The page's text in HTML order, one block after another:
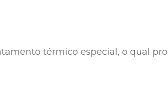
térmico especial, o qual